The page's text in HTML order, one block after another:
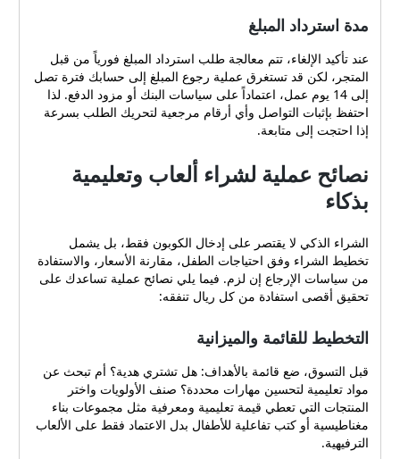
الخصم (نسبة مئوية أم مبلغ
تحميك من إحباط إلغاء الكود أو
عدم تطبيقه بعد إدخاله. سياسة
الإرجاع والاسترداد: معلومات
مهمة عند الشراء بخصم من
الضروري أن تتعرف على
للمتجر قبل إتمام عملية
الشراء، لأن ظروف الإرجاع قد
تؤثر في قيمة الاستفادة من
الكوبون. بناءً على سياسات
متجر حكاية طفل الموضحة
في المواد الإعلامية للموقع،
إليك أبرز النقاط التي تهم
المشتري: سياسة الإلغاء قبل
الشحن إذا غيرت رأيك قبل
شحن الطلب، فهناك سياسة
إلغاء سهلة وسريعة. يمكنك
إلغاء الطلب واسترداد المبلغ
كاملاً (استرداد 100%) إذا كانت
حالة الطلب "قيد التجهيز" ولم
يُسلّم إلى شركة الشحن بعد.
مدة استرداد المبلغ
عند تأكيد الإلغاء، تتم معالجة طلب استرداد المبلغ فورياً من قبل
المتجر، لكن قد تستغرق عملية رجوع المبلغ إلى حسابك فترة تصل
إلى 14 يوم عمل، اعتماداً على سياسات البنك أو مزود الدفع. لذا
احتفظ بإثبات التواصل وأي أرقام مرجعية لتحريك الطلب بسرعة
إذا احتجت إلى متابعة.
نصائح عملية لشراء ألعاب وتعليمية
بذكاء
الشراء الذكي لا يقتصر على إدخال الكوبون فقط، بل يشمل
تخطيط الشراء وفق احتياجات الطفل، مقارنة الأسعار، والاستفادة
من سياسات الإرجاع إن لزم. فيما يلي نصائح عملية تساعدك على
تحقيق أقصى استفادة من كل ريال تنفقه:
التخطيط للقائمة والميزانية
قبل التسوق، ضع قائمة بالأهداف: هل تشتري هدية؟ أم تبحث عن
مواد تعليمية لتحسين مهارات محددة؟ صنف الأولويات واختر
المنتجات التي تعطي قيمة تعليمية ومعرفية مثل مجموعات بناء
مغناطيسية أو كتب تفاعلية للأطفال بدل الاعتماد فقط على الألعاب
الترفيهية.